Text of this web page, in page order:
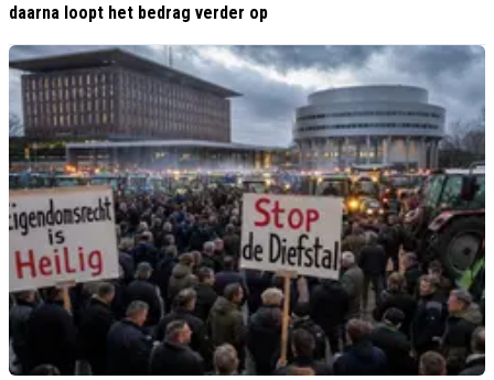
daarna loopt het bedrag verder op